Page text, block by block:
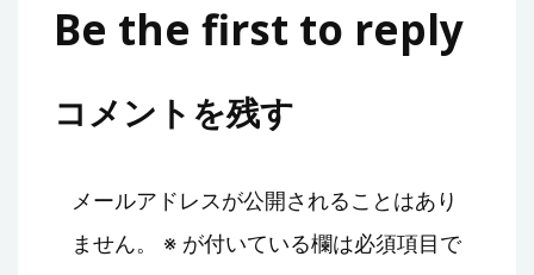
Be the first to reply
コメントを残す
メールアドレスが公開されることはあり
ません。
※ が付いている欄は必須項目で